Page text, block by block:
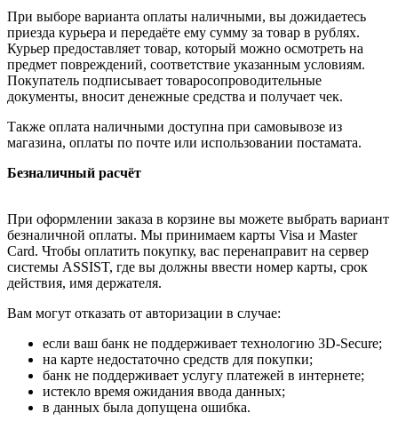
При выборе варианта оплаты наличными, вы дожидаетесь
приезда курьера и передаёте ему сумму за товар в рублях.
Курьер предоставляет товар, который можно осмотреть на
предмет повреждений, соответствие указанным условиям.
Покупатель подписывает товаросопроводительные
документы, вносит денежные средства и получает чек.
Также оплата наличными доступна при самовывозе из
магазина, оплаты по почте или использовании постамата.
Безналичный расчёт
При оформлении заказа в корзине вы можете выбрать вариант
безналичной оплаты. Мы принимаем карты Visa и Master
Card. Чтобы оплатить покупку, вас перенаправит на сервер
системы ASSIST, где вы должны ввести номер карты, срок
действия, имя держателя.
Вам могут отказать от авторизации в случае:
если ваш банк не поддерживает технологию 3D-Secure;
на карте недостаточно средств для покупки;
банк не поддерживает услугу платежей в интернете;
истекло время ожидания ввода данных;
в данных была допущена ошибка.